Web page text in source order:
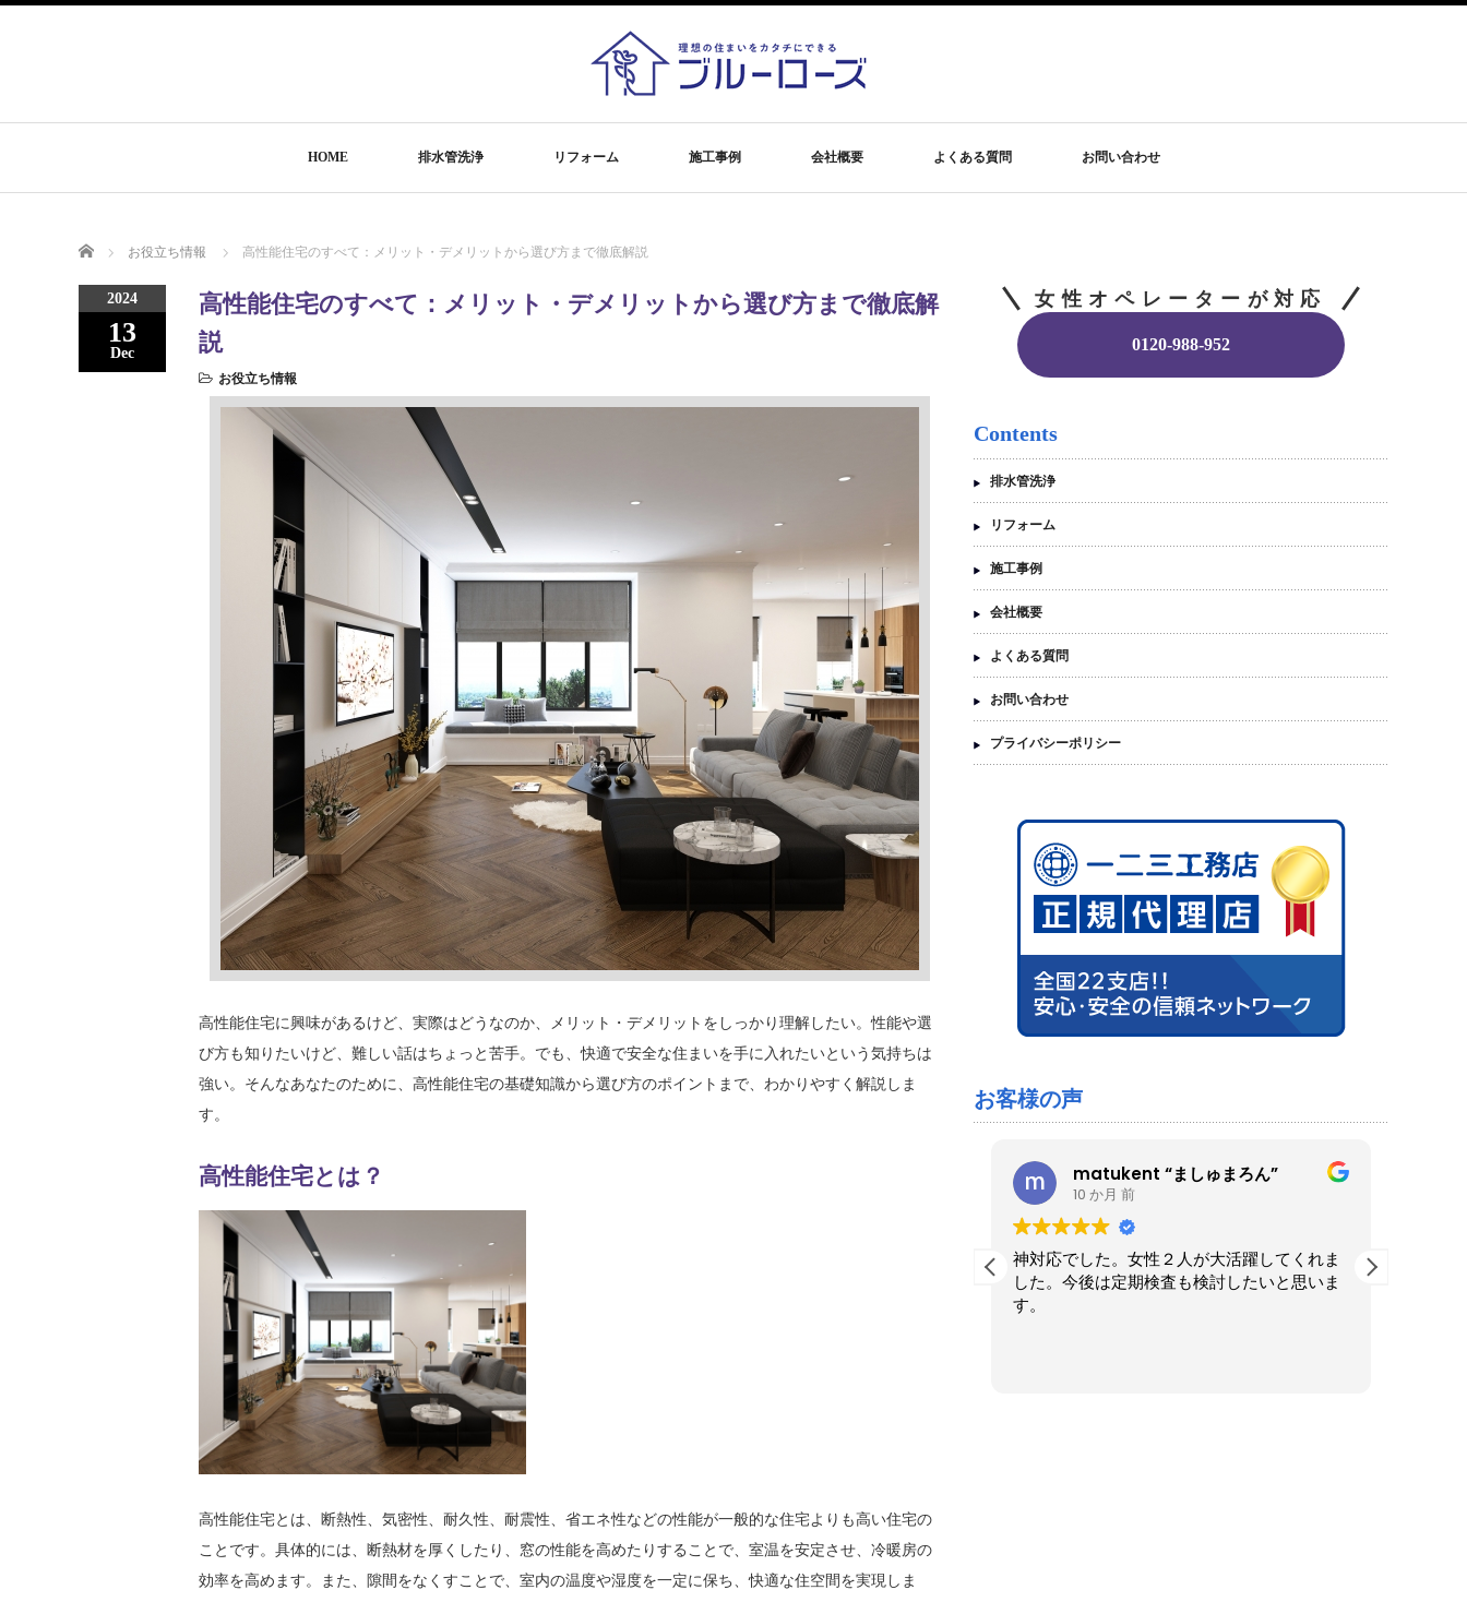
HOME 排水管洗浄 リフォーム 施工事例 会社概要 よくある質問 お問い合わせ
Home お役立ち情報 高性能住宅のすべて：メリット・デメリットから選び方まで徹底解説
2024
13
Dec
高性能住宅のすべて：メリット・デメリットから選び方まで徹底解
説
お役立ち情報
高性能住宅に興味があるけど、実際はどうなのか、メリット・デメリットをしっかり理解したい。性能や選
び方も知りたいけど、難しい話はちょっと苦手。でも、快適で安全な住まいを手に入れたいという気持ちは
強い。そんなあなたのために、高性能住宅の基礎知識から選び方のポイントまで、わかりやすく解説しま
す。
高性能住宅とは？
高性能住宅とは、断熱性、気密性、耐久性、耐震性、省エネ性などの性能が一般的な住宅よりも高い住宅の
ことです。具体的には、断熱材を厚くしたり、窓の性能を高めたりすることで、室温を安定させ、冷暖房の
効率を高めます。また、隙間をなくすことで、室内の温度や湿度を一定に保ち、快適な住空間を実現しま
女性オペレーターが対応
0120-988-952
Contents
排水管洗浄
リフォーム
施工事例
会社概要
よくある質問
お問い合わせ
プライバシーポリシー
お客様の声
matukent “ましゅまろん”
10 か月 前
神対応でした。女性２人が大活躍してくれま
した。今後は定期検査も検討したいと思いま
す。